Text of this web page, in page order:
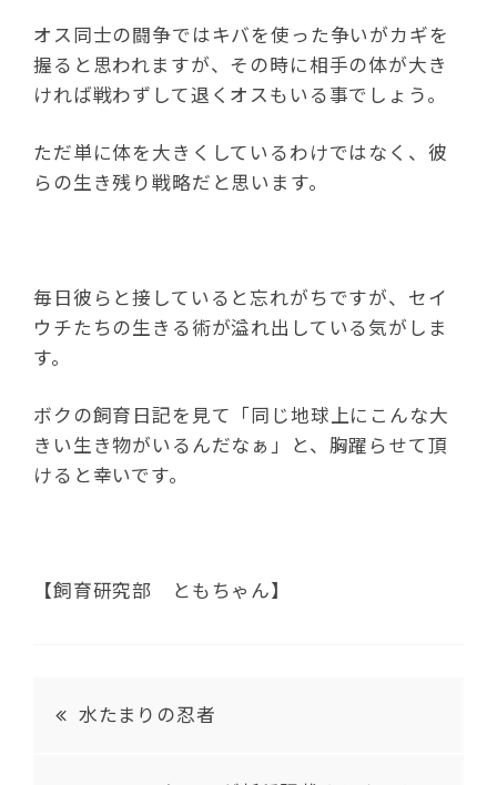
オス同士の闘争ではキバを使った争いがカギを
握ると思われますが、その時に相手の体が大き
ければ戦わずして退くオスもいる事でしょう。
ただ単に体を大きくしているわけではなく、彼
らの生き残り戦略だと思います。
毎日彼らと接していると忘れがちですが、セイ
ウチたちの生きる術が溢れ出している気がしま
す。
ボクの飼育日記を見て「同じ地球上にこんな大
きい生き物がいるんだなぁ」と、胸躍らせて頂
けると幸いです。
【飼育研究部 ともちゃん】
水たまりの忍者